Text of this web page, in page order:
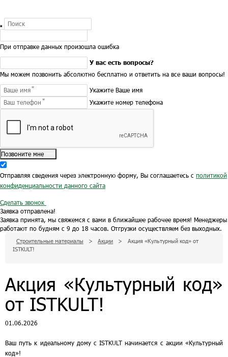
При отправке данных произошла ошибка
У вас есть вопросы?
Мы можем позвонить абсолютно бесплатно и ответить на все ваши вопросы!
Укажите Ваше имя
Укажите номер телефона
Позвоните мне
Отправляя сведения через электронную форму, Вы соглашаетесь с политикой
конфиденциальности данного сайта
Сделать звонок
Заявка отправлена!
Заявка принята, мы свяжемся с вами в ближайшее рабочее время! Менеджеры
работают по будням с 9 до 18 часов. Отгрузки осуществляем без выходных.
Строительные материалы > Акции >
Акция «Культурный код» от
ISTKULT!
Акция «Культурный код»
от ISTKULT!
01.06.2026
Ваш путь к идеальному дому с ISTKULT начинается с акции «Культурный
код»!